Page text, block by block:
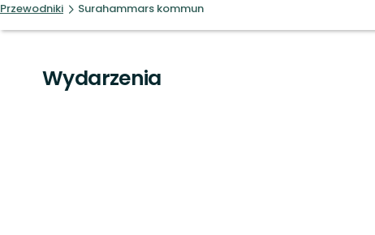
Przewodniki Surahammars kommun
Wydarzenia